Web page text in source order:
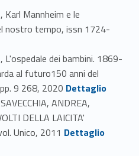
Karl Mannheim e le
nostro tempo, issn 1724-
L'ospedale dei bambini. 1869-
al futuro150 anni del
9 268, 2020 Link identifier #identifier_person_112842-22
Dettaglio
ANDREA,
DELLA LAICITA'
Unico, 2011 Link identifier #identifier_person_31382-23
Dettaglio